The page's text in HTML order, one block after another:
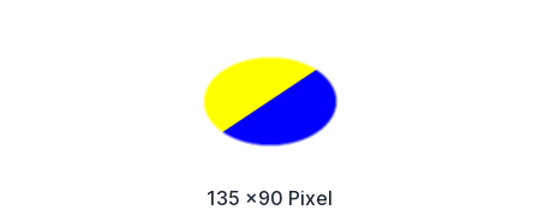
135 x90 Pixel